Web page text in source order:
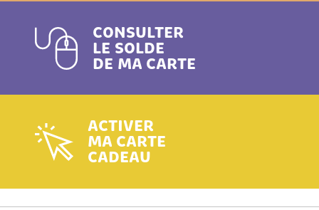
CONSULTER
LE SOLDE
DE MA CARTE
ACTIVER
MA CARTE
CADEAU